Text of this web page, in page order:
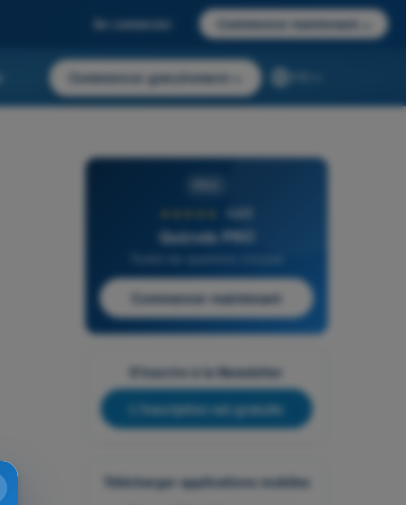
Se connecter Commencer maintenant
Commencer gratuitement
4,6/5
Quizvds PRO
Commencer maintenant
S'inscrire à la Newsletter
L'inscription est gratuite
Télécharger applications mobiles